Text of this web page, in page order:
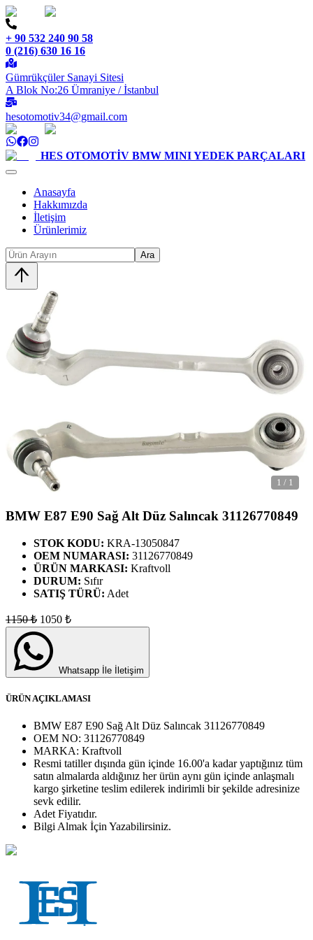
+ 90 532 240 90 58
0 (216) 630 16 16
Gümrükçüler Sanayi Sitesi
A Blok No:26 Ümraniye / İstanbul
hesotomotiv34@gmail.com
HES OTOMOTİV BMW MINI YEDEK PARÇALARI
Anasayfa
Hakkımızda
İletişim
Ürünlerimiz
Ara
1 / 1
BMW E87 E90 Sağ Alt Düz Salıncak 31126770849
STOK KODU: KRA-13050847
OEM NUMARASI: 31126770849
ÜRÜN MARKASI: Kraftvoll
DURUM: Sıfır
SATIŞ TÜRÜ: Adet
1150₺ 1050 ₺
Whatsapp İle İletişim
ÜRÜN AÇIKLAMASI
BMW E87 E90 Sağ Alt Düz Salıncak 31126770849
OEM NO: 31126770849
MARKA: Kraftvoll
Resmi tatiller dışında gün içinde 16.00'a kadar yaptığınız tüm
satın almalarda aldığınız her ürün aynı gün içinde anlaşmalı
kargo şirketine teslim edilerek indirimli bir şekilde adresinize
sevk edilir.
Adet Fiyatıdır.
Bilgi Almak İçin Yazabilirsiniz.